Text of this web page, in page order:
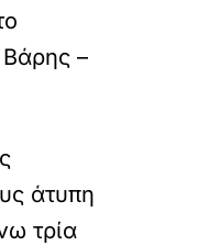
Βάρης –
άτυπη
τρία